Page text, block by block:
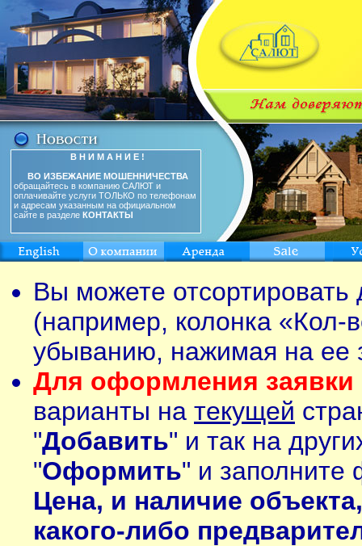
В Н И М А Н И Е !
ВО ИЗБЕЖАНИЕ МОШЕННИЧЕСТВА
обращайтесь в компанию САЛЮТ и
оплачивайте услуги ТОЛЬКО по телефонам
и адресам указанным на официальном
сайте в разделе КОНТАКТЫ
Вы можете
(например, колонка «Кол-
убыванию, нажимая на ее
Для оформления заявки
варианты на текущей
"Добавить" и так на
"Оформить" и заполните
Цена, и наличие
какого-либо